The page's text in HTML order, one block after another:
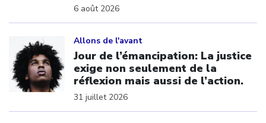
6 août 2026
Allons de l'avant
Jour de l’émancipation: La justice
exige non seulement de la
réflexion mais aussi de l’action.
31 juillet 2026